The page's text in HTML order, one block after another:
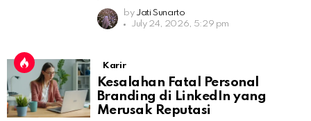
by Jati Sunarto
July 24, 2026, 5:29 pm
Karir
Kesalahan Fatal Personal
Branding di LinkedIn yang
Merusak Reputasi